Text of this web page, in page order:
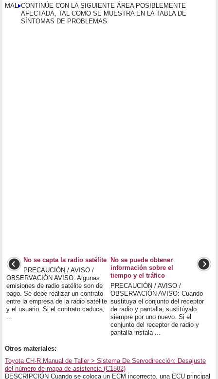
MAL CONTINÚE CON LA SIGUIENTE ÁREA POSIBLEMENTE
AFECTADA, TAL COMO SE MUESTRA EN LA TABLA DE
SÍNTOMAS DE PROBLEMAS
No se capta la radio satélite
PRECAUCIÓN / AVISO /
OBSERVACIÓN AVISO: Algunas
emisiones de radio satélite son de
pago. Se debe realizar un contrato
entre la empresa de la radio satélite
y el usuario. Si el contrato caduca,
...
No se puede obtener
información sobre el
tiempo y el tráfico
PRECAUCIÓN / AVISO /
OBSERVACIÓN AVISO: Cuando
sustituya el conjunto del receptor
de radio y pantalla, sustitúyalo
siempre por uno nuevo. Si el
conjunto del receptor de radio y
pantalla instala ...
Otros materiales:
Toyota CH-R Manual de Taller > Sistema De Servodirección: Desajuste
del número de mapa de asistencia (C1582)
DESCRIPCIÓN Cuando se coloca un ECM incorrecto, una ECU principal